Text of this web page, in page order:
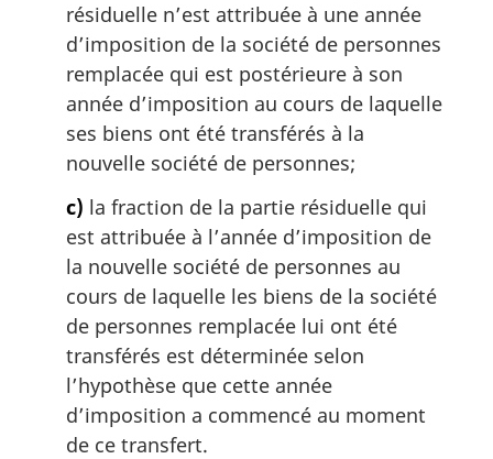
résiduelle n’est attribuée à une année
d’imposition de la société de personnes
remplacée qui est postérieure à son
année d’imposition au cours de laquelle
ses biens ont été transférés à la
nouvelle société de personnes;
c) la fraction de la partie résiduelle qui
est attribuée à l’année d’imposition de
la nouvelle société de personnes au
cours de laquelle les biens de la société
de personnes remplacée lui ont été
transférés est déterminée selon
l’hypothèse que cette année
d’imposition a commencé au moment
de ce transfert.